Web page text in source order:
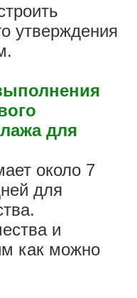
утверждения
для
около 7
для
и
как можно